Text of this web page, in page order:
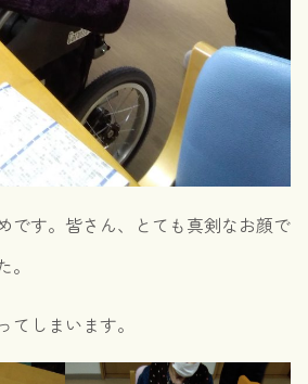
です。皆さん、とても真剣なお顔で
てしまいます。